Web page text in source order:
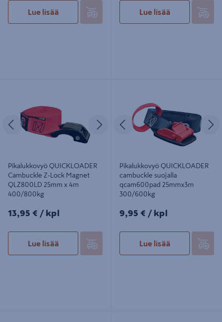
Lue lisää Lue lisää
Edellinen Seuraava
Pikalukkovyö QUICKLOADER
Cambuckle Z-Lock Magnet
QLZ800LD 25mm x 4m
400/800kg
13,95€/kpl
13,95 € / kpl
Lue lisää
25mmx3m 300/600kg
Edellinen
Pikalukkovyö QUICKLOADER
cambuckle suojalla
qcam600pad 25mmx3m
300/600kg
9,95€/kpl
9,95 € / kpl
Lue lisää